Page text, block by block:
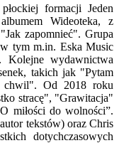
formacji Jeden
Wideoteka, z
zapomnieć". Grupa
tym m.in. Eska Music
wydawnictwa
takich jak "Pytam
Od 2018 roku
stracę", "Grawitacja"
miłości do wolności”.
tekstów) oraz Chris
dotychczasowych